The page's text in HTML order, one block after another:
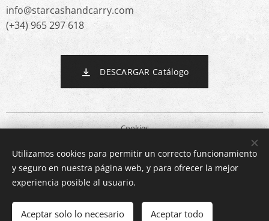
Añadir a la cesta
info@starcashandcarry.com
(+34) 965 297 618
DESCARGAR Catálogo
Cookies
Idiomas
Español
English
Utilizamos cookies para permitir un correcto funcionamiento
y seguro en nuestra página web, y para ofrecer la mejor
experiencia posible al usuario.
Aceptar solo lo necesario Aceptar todo